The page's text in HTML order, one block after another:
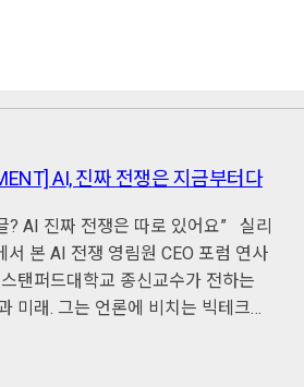
AI, 진짜 전쟁은 지금부터다
? AI 진짜 전쟁은 따로 있어요” 실리
서 본 AI 전쟁 영림원 CEO 포럼 연사
탠퍼드대학교 종신교수가 전하는
미래. 그는 언론에 비치는 빅테크…